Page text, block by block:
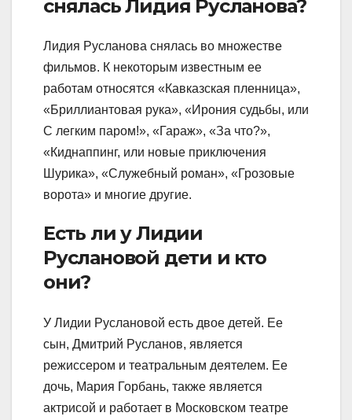
снялась Лидия Русланова?
Лидия Русланова снялась во множестве
фильмов. К некоторым известным ее
работам относятся «Кавказская пленница»,
«Бриллиантовая рука», «Ирония судьбы, или
С легким паром!», «Гараж», «За что?»,
«Киднаппинг, или новые приключения
Шурика», «Служебный роман», «Грозовые
ворота» и многие другие.
Есть ли у Лидии
Руслановой дети и кто
они?
У Лидии Руслановой есть двое детей. Ее
сын, Дмитрий Русланов, является
режиссером и театральным деятелем. Ее
дочь, Мария Горбань, также является
актрисой и работает в Московском театре